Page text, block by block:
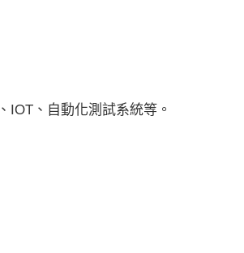
IOT、自動化測試系統等。